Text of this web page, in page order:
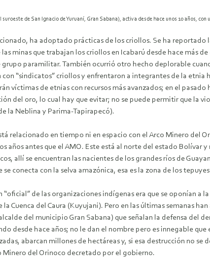
de San Ignacio de Yuruaní, Gran Sabana), activa desde hace unos 10 años,
ha adoptado prácticas de los criollos. Se ha
minas que trabajan los criollos en Icabarú desde hace más
grupo paramilitar. También ocurrió otro hecho deplorable
con “sindicatos” criollos y enfrentaron a integrantes de la
víctimas de etnias con recursos más avanzados; en el
del oro, lo cual hay que evitar; no se puede permitir que la
la Neblina y Parima-Tapirapecó).
relacionado en tiempo ni en espacio con el Arco Minero del
años antes que el AMO. Este está al norte del estado Bolívar
allí se encuentran las nacientes de los grandes ríos de
conecta con la selva amazónica, esa es la zona de los
de las organizaciones indígenas era que se oponían a
Cuenca del Caura (Kuyujani). Pero en las últimas semanas
del municipio Gran Sabana) que señalan la defensa del
desde hace años; no le dan el nombre pero es innegable
abarcan millones de hectáreas y, si esa destrucción no
Minero del Orinoco decretado por el gobierno.